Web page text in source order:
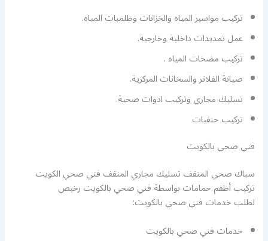
تركيب مواسير المياه والخزانات وطلمبات المياه.
عمل تمديدات داخلية وخارجية.
تركيب مضخات المياه .
صيانة الفلاتر والسخانات المركزية.
تسليك مجاري وتركيب ادوات صحية.
تركيب حنفيات
فني صحي بالكويت
سباك صحي المنقف تسليك مجاري المنقف فني صحي الكويت
تركيب أطفم حمامات بواسطة فني صحي بالكويت رخيص
لطلب خدمات فني صحي بالكويت:
خدمات فني صحي بالكويت